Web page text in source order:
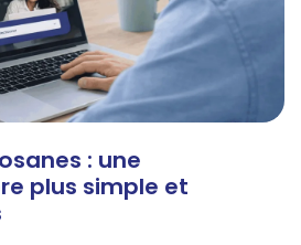
: une
plus simple et